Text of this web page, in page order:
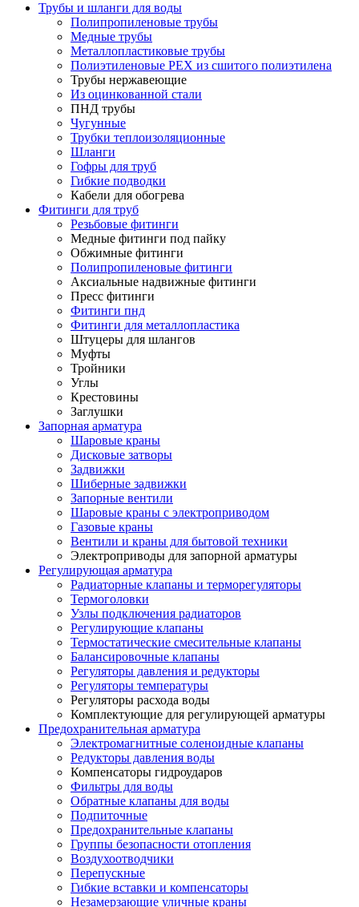
Трубы и шланги для воды
Полипропиленовые трубы
Медные трубы
Металлопластиковые трубы
Полиэтиленовые PEX из сшитого полиэтилена
Трубы нержавеющие
Из оцинкованной стали
ПНД трубы
Чугунные
Трубки теплоизоляционные
Шланги
Гофры для труб
Гибкие подводки
Кабели для обогрева
Фитинги для труб
Резьбовые фитинги
Медные фитинги под пайку
Обжимные фитинги
Полипропиленовые фитинги
Аксиальные надвижные фитинги
Пресс фитинги
Фитинги пнд
Фитинги для металлопластика
Штуцеры для шлангов
Муфты
Тройники
Углы
Крестовины
Заглушки
Запорная арматура
Шаровые краны
Дисковые затворы
Задвижки
Шиберные задвижки
Запорные вентили
Шаровые краны с электроприводом
Газовые краны
Вентили и краны для бытовой техники
Электроприводы для запорной арматуры
Регулирующая арматура
Радиаторные клапаны и терморегуляторы
Термоголовки
Узлы подключения радиаторов
Регулирующие клапаны
Термостатические смесительные клапаны
Балансировочные клапаны
Регуляторы давления и редукторы
Регуляторы температуры
Регуляторы расхода воды
Комплектующие для регулирующей арматуры
Предохранительная арматура
Электромагнитные соленоидные клапаны
Редукторы давления воды
Компенсаторы гидроударов
Фильтры для воды
Обратные клапаны для воды
Подпиточные
Предохранительные клапаны
Группы безопасности отопления
Воздухоотводчики
Перепускные
Гибкие вставки и компенсаторы
Незамерзающие уличные краны